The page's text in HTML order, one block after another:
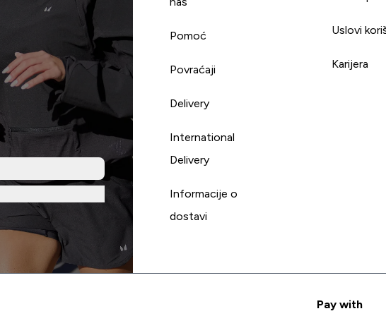
Pomoć
Povraćaji
Delivery
International
Delivery
Informacije o
dostavi
Uslovi
Karijera
Pay with